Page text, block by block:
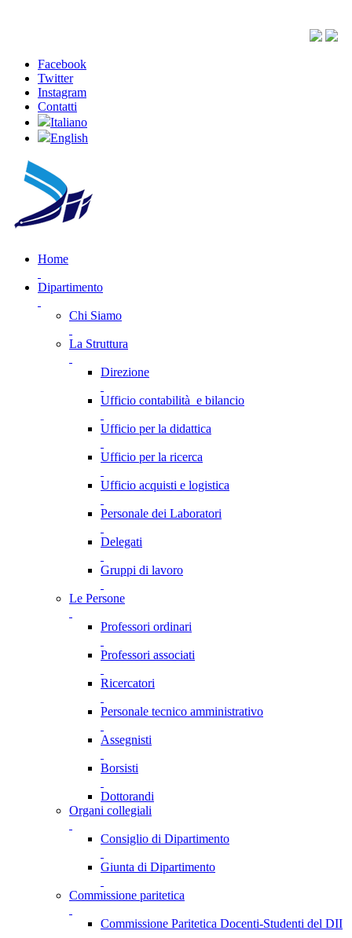
Facebook
Twitter
Instagram
Contatti
Italiano
English
Home
Dipartimento
Chi Siamo
La Struttura
Direzione
Ufficio contabilità e bilancio
Ufficio per la didattica
Ufficio per la ricerca
Ufficio acquisti e logistica
Personale dei Laboratori
Delegati
Gruppi di lavoro
Le Persone
Professori ordinari
Professori associati
Ricercatori
Personale tecnico amministrativo
Assegnisti
Borsisti
Dottorandi
Organi collegiali
Consiglio di Dipartimento
Giunta di Dipartimento
Commissione paritetica
Commissione Paritetica Docenti-Studenti del DII